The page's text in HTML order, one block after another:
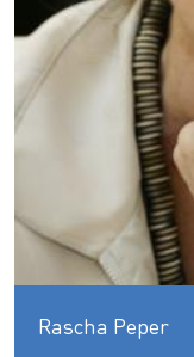
Rascha Peper